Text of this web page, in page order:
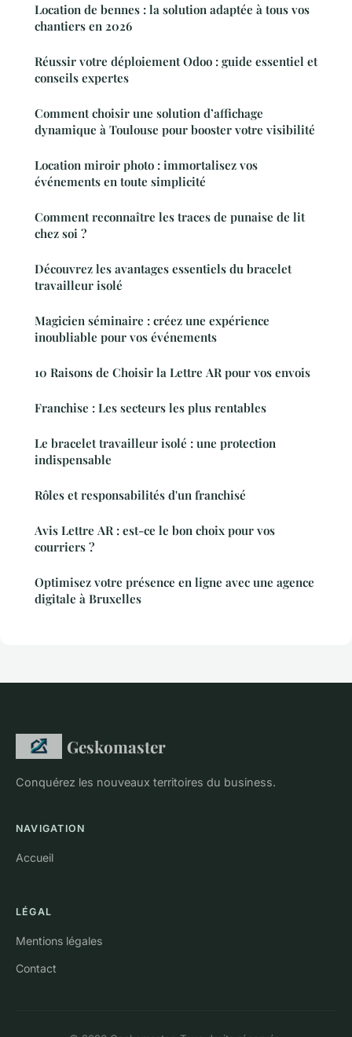
Location de bennes : la solution adaptée à tous vos
chantiers en 2026
Réussir votre déploiement Odoo : guide essentiel et
conseils expertes
Comment choisir une solution d’affichage
dynamique à Toulouse pour booster votre visibilité
Location miroir photo : immortalisez vos
événements en toute simplicité
Comment reconnaître les traces de punaise de lit
chez soi ?
Découvrez les avantages essentiels du bracelet
travailleur isolé
Magicien séminaire : créez une expérience
inoubliable pour vos événements
10 Raisons de Choisir la Lettre AR pour vos envois
Franchise : Les secteurs les plus rentables
Le bracelet travailleur isolé : une protection
indispensable
Rôles et responsabilités d'un franchisé
Avis Lettre AR : est-ce le bon choix pour vos
courriers ?
Optimisez votre présence en ligne avec une agence
digitale à Bruxelles
Geskomaster
Conquérez les nouveaux territoires du business.
NAVIGATION
Accueil
LÉGAL
Mentions légales
Contact